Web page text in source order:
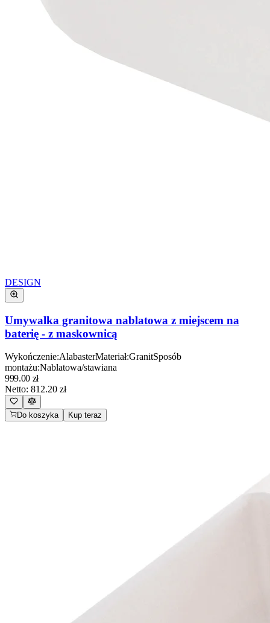
DESIGN
Umywalka granitowa nablatowa z miejscem na
baterię - z maskownicą
Wykończenie:AlabasterMateriał:GranitSposób
montażu:Nablatowa/stawiana
999.00 zł
Netto: 812.20 zł
Do koszyka Kup teraz